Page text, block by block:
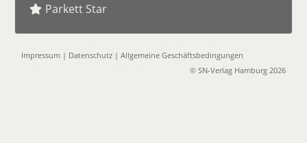
Parkett Star
Impressum | Datenschutz |Allgemeine Geschäftsbedingungen
© SN-Verlag Hamburg 2026